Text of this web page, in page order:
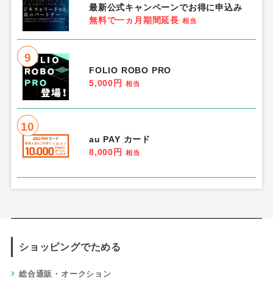
最新公式キャンペーンでお得に申込み
無料で一ヵ月期間延長 相当
9
FOLIO ROBO PRO
5,000円
相当
10
au PAY カード
8,000円
相当
ショッピングでためる
総合通販・オークション